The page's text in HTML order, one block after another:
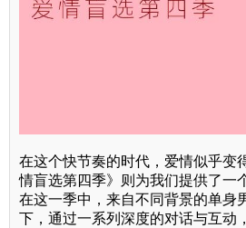
在这个快节奏的时代，爱情似乎变
情盲选第四季》则为我们提供了一
在这一季中，来自不同背景的单身
下，通过一系列深度的对话与互动